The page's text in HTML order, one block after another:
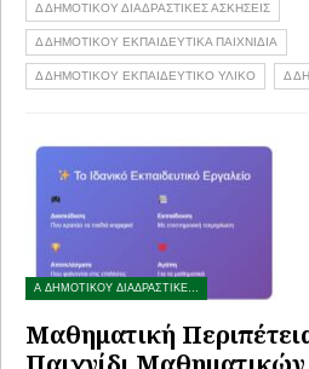
Δ ΔΗΜΟΤΙΚΟΥ ΔΙΑΔΡΑΣΤΙΚΕΣ ΑΣΚΗΣΕΙΣ
Δ ΔΗΜΟΤΙΚΟΥ ΕΚΠΑΙΔΕΥΤΙΚΑ ΠΑΙΧΝΙΔΙΑ
Δ ΔΗΜΟΤΙΚΟΥ ΕΚΠΑΙΔΕΥΤΙΚΟ ΥΛΙΚΟ Δ
Α ΔΗΜΟΤΙΚΟΥ ΔΙΑΔΡΑΣΤΙΚΕΣ ΑΣΚΗΣΕΙΣ
Μαθηματική